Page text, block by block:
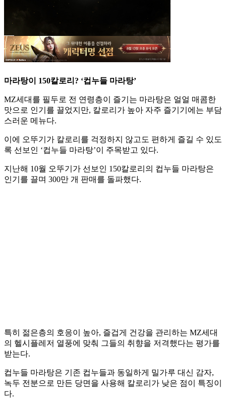
마라탕이 150칼로리? ‘컵누들 마라탕’
MZ세대를 필두로 전 연령층이 즐기는 마라탕은 얼얼 매콤한
맛으로 인기를 끌었지만, 칼로리가 높아 자주 즐기기에는 부담
스러운 메뉴다.
이에 오뚜기가 칼로리를 걱정하지 않고도 편하게 즐길 수 있도
록 선보인 ‘컵누들 마라탕’이 주목받고 있다.
지난해 10월 오뚜기가 선보인 150칼로리의 컵누들 마라탕은
인기를 끌며 300만 개 판매를 돌파했다.
특히 젊은층의 호응이 높아, 즐겁게 건강을 관리하는 MZ세대
의 헬시플레저 열풍에 맞춰 그들의 취향을 저격했다는 평가를
받는다.
컵누들 마라탕은 기존 컵누들과 동일하게 밀가루 대신 감자,
녹두 전분으로 만든 당면을 사용해 칼로리가 낮은 점이 특징이
다.